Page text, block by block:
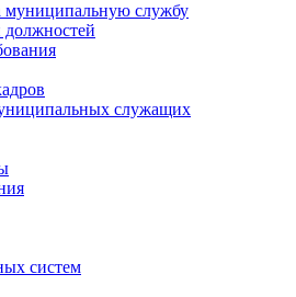
муниципальную службу
служащих
систем